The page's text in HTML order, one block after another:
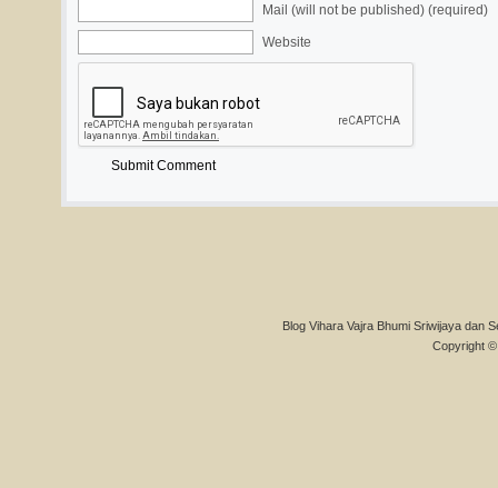
Mail (will not be published) (required)
Website
Blog Vihara Vajra Bhumi Sriwijaya dan
Copyright ©